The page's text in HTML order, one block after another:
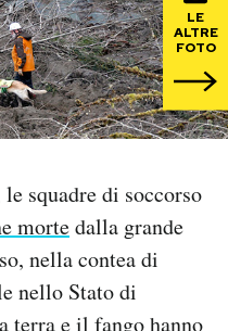
LE
ALTRE
FOTO
squadre di soccorso
mortedalla grande
nella contea di
nello Stato di
terra e il fango hanno